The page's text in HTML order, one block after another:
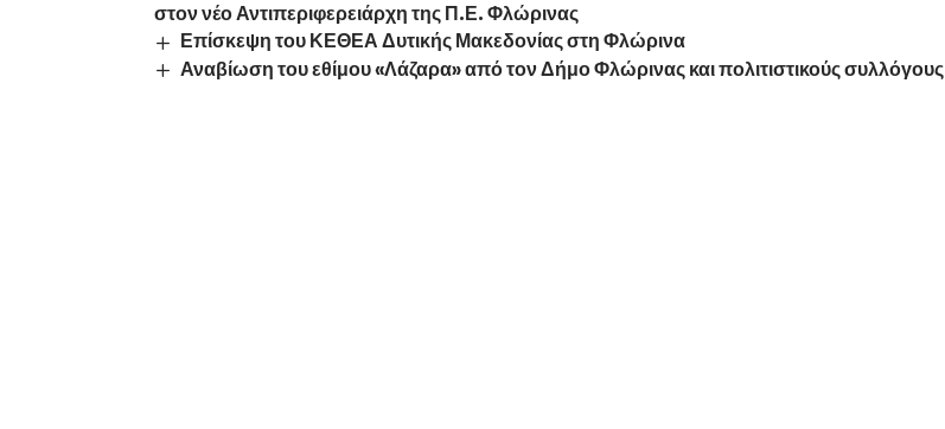
στον νέο Αντιπεριφερειάρχη της Π.Ε. Φλώρινας
Επίσκεψη του ΚΕΘΕΑ Δυτικής Μακεδονίας στη Φλώρινα
Αναβίωση του εθίμου «Λάζαρα» από τον Δήμο Φλώρινας και πολιτιστικούς συλλόγους